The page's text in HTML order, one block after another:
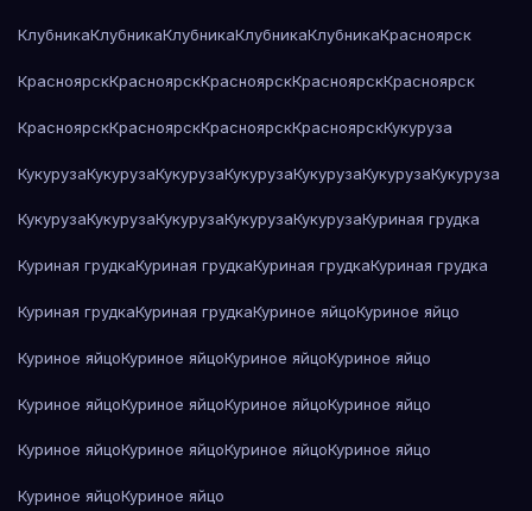
КлубникаКлубникаКлубникаКлубникаКлубникаКрасноярск
КрасноярскКрасноярскКрасноярскКрасноярскКрасноярск
КрасноярскКрасноярскКрасноярскКрасноярскКукуруза
КукурузаКукурузаКукурузаКукурузаКукурузаКукурузаКукуруза
КукурузаКукурузаКукурузаКукурузаКукурузаКуриная грудка
Куриная грудкаКуриная грудкаКуриная грудкаКуриная грудка
Куриная грудкаКуриная грудкаКуриное яйцоКуриное яйцо
Куриное яйцоКуриное яйцоКуриное яйцоКуриное яйцо
Куриное яйцоКуриное яйцоКуриное яйцоКуриное яйцо
Куриное яйцоКуриное яйцоКуриное яйцоКуриное яйцо
Куриное яйцоКуриное яйцо